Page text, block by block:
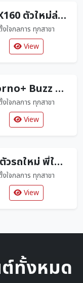
PCX160 ตัวใหม่ล่าสุด มาพร้อมสีใหม่โดนใจแน่นอน
ใจกลการ ทุกสาขา
View
Giorno+ Buzz Lightyear Limited Edition แค่ 2000 คันเท่านั้น
ใจกลการ ทุกสาขา
View
เปิดตัวรถใหม่ พี่ใหญ่ 160 cc
ใจกลการ ทุกสาขา
View
ทั้งหมด